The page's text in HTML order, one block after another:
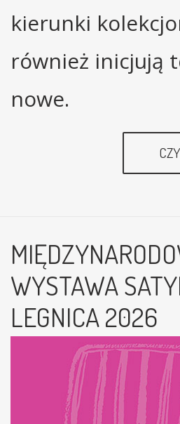
kierunki
również inicjują
nowe.
WYSTAWA
LEGNICA 2026